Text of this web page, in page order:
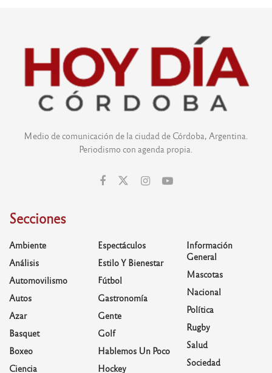
Medio de comunicación de la ciudad de Córdoba, Argentina.
Periodismo con agenda propia.
Secciones
Ambiente
Análisis
Automovilismo
Autos
Azar
Basquet
Boxeo
Ciencia
Espectáculos
Estilo Y Bienestar
Fútbol
Gastronomía
Gente
Golf
Hablemos Un Poco
Hockey
Información
General
Mascotas
Nacional
Política
Rugby
Salud
Sociedad